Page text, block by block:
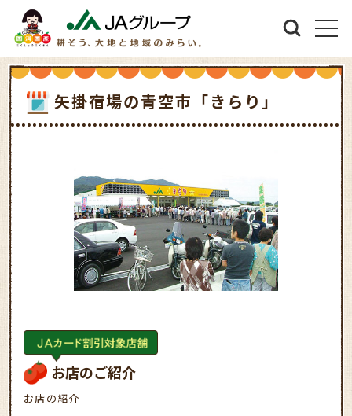
矢掛宿場の青空市「きらり」
お店のご紹介
お店の紹介